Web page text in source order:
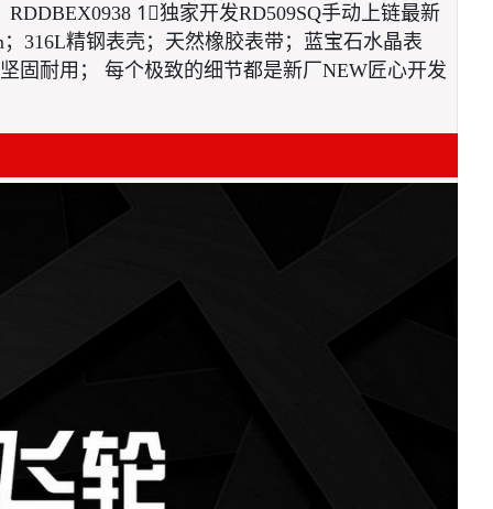
1⃣️独家开发RD509SQ手动上链最新
316L精钢表壳；天然橡胶表带；蓝宝石水晶表
固耐用； 每个极致的细节都是新厂NEW匠心开发